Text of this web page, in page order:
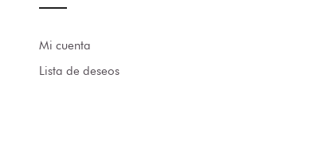
Mi cuenta
Lista de deseos